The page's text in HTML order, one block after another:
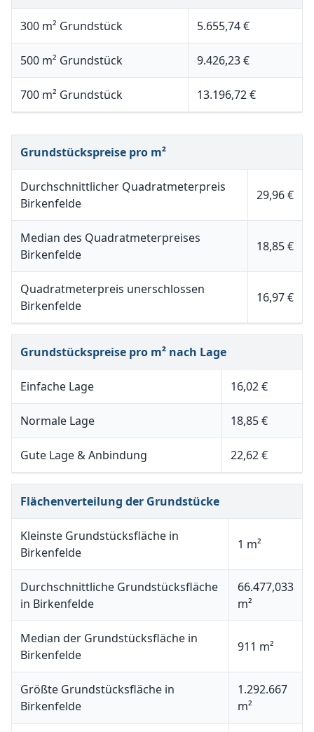
300 m² Grundstück 5.655,74 €
500 m² Grundstück 9.426,23 €
700 m² Grundstück 13.196,72 €
Grundstückspreise pro m²
Durchschnittlicher Quadratmeterpreis
Birkenfelde
29,96 €
Median des Quadratmeterpreises
Birkenfelde
18,85 €
Quadratmeterpreis unerschlossen
Birkenfelde
16,97 €
Grundstückspreise pro m² nach Lage
Einfache Lage 16,02 €
Normale Lage 18,85 €
Gute Lage & Anbindung 22,62 €
Flächenverteilung der Grundstücke
Kleinste Grundstücksfläche in
Birkenfelde
1 m²
Durchschnittliche Grundstücksfläche
in Birkenfelde
66.477,033
m²
Median der Grundstücksfläche in
Birkenfelde
911 m²
Größte Grundstücksfläche in
Birkenfelde
1.292.667
m²